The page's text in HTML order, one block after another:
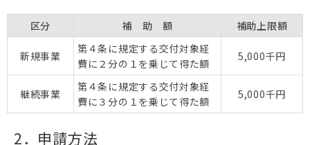
区分 補 助 額 補助上限額
新規事業
第４条に規定する交付対象経
費に２分の１を乗じて得た額
5,000千円
継続事業
第４条に規定する交付対象経
費に３分の１を乗じて得た額
5,000千円
2．申請方法